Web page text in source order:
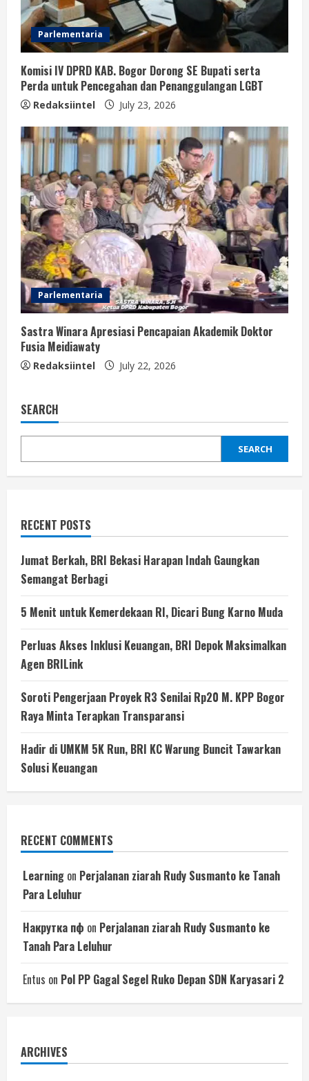
Parlementaria
Komisi IV DPRD KAB. Bogor Dorong SE Bupati serta
Perda untuk Pencegahan dan Penanggulangan LGBT
Redaksiintel July 23, 2026
Parlementaria
Sastra Winara Apresiasi Pencapaian Akademik Doktor
Fusia Meidiawaty
Redaksiintel July 22, 2026
SEARCH
SEARCH
RECENT POSTS
Jumat Berkah, BRI Bekasi Harapan Indah Gaungkan
Semangat Berbagi
5 Menit untuk Kemerdekaan RI, Dicari Bung Karno Muda
Perluas Akses Inklusi Keuangan, BRI Depok Maksimalkan
Agen BRILink
Soroti Pengerjaan Proyek R3 Senilai Rp20 M. KPP Bogor
Raya Minta Terapkan Transparansi
Hadir di UMKM 5K Run, BRI KC Warung Buncit Tawarkan
Solusi Keuangan
RECENT COMMENTS
Learning on Perjalanan ziarah Rudy Susmanto ke Tanah
Para Leluhur
Накрутка пф on Perjalanan ziarah Rudy Susmanto ke
Tanah Para Leluhur
Entus on Pol PP Gagal Segel Ruko Depan SDN Karyasari 2
ARCHIVES